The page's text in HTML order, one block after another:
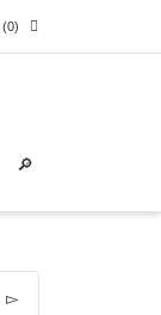
(0)